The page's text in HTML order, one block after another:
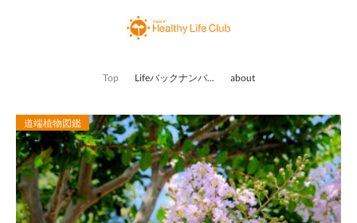
Top Lifeバックナンバー about
道端植物図鑑